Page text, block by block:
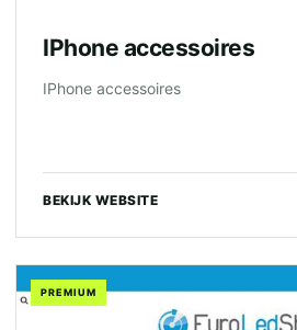
IPhone accessoires
IPhone accessoires
BEKIJK WEBSITE
PREMIUM